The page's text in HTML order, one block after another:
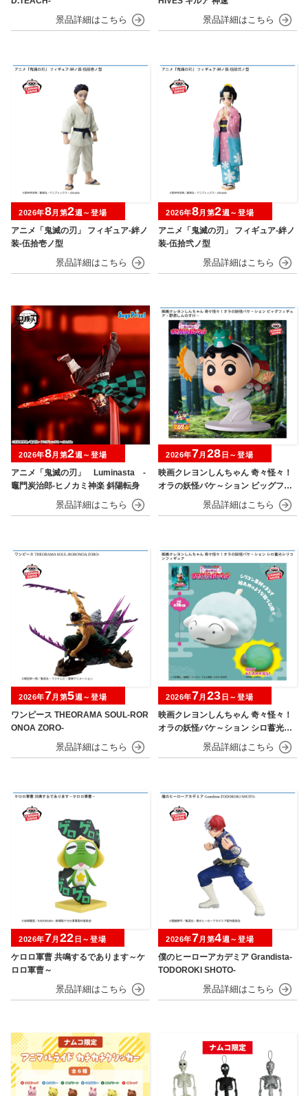
アニメ「鬼滅の刃」 フィギュア-絆ノ
装-伍拾壱ノ型
2026年8月第2週～登場
アニメ「鬼滅の刃」 フィギュア-絆ノ
装-伍拾弐ノ型
2026年8月第2週～登場
アニメ「鬼滅の刃」 Luminasta ‐
竈門炭治郎‐ヒノカミ神楽 斜陽転身
2026年8月第2週～登場
映画クレヨンしんちゃん 奇々怪々！
オラの妖怪バケ～ション ビッグフィ
ギュア～野原しんのすけ～
2026年7月 28 日～登場
ワンピース THEORAMA SOUL-ROR
ONOA ZORO-
2026年7月第5週～登場
映画クレヨンしんちゃん 奇々怪々！
オラの妖怪バケ～ション シロ蓄光シ
リコンフィギュア
2026年7月 23 日～登場
ケロロ軍曹 共鳴するであります～ケ
ロロ軍曹～
2026年7月 22 日～登場
僕のヒーローアカデミア Grandista-
TODOROKI SHOTO-
2026年7月第4週～登場